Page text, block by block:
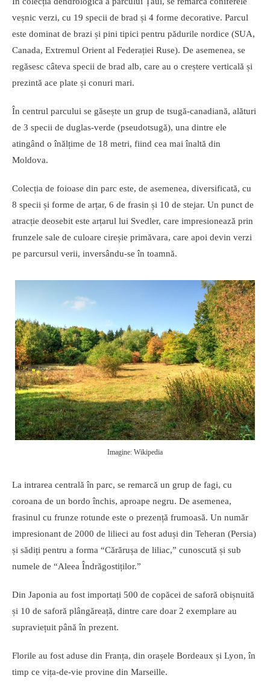
veșnic verzi, cu 19 specii de brad și 4 forme decorative. Parcul
este dominat de brazi și pini tipici pentru pădurile nordice (SUA,
Canada, Extremul Orient al Federației Ruse). De asemenea, se
regăsesc câteva specii de brad alb, care au o creștere verticală și
prezintă ace plate și conuri mari.
În centrul parcului se găsește un grup de tsugă-canadiană, alături
de 3 specii de duglas-verde (pseudotsugă), una dintre ele
atingând o înălțime de 18 metri, fiind cea mai înaltă din
Moldova.
Colecția de foioase din parc este, de asemenea, diversificată, cu
8 specii și forme de arțar, 6 de frasin și 10 de stejar. Un punct de
atracție deosebit este arțarul lui Svedler, care impresionează prin
frunzele sale de culoare cireșie primăvara, care apoi devin verzi
pe parcursul verii, inversându-se în toamnă.
Imagine: Wikipedia
La intrarea centrală în parc, se remarcă un grup de fagi, cu
coroana de un bordo închis, aproape negru. De asemenea,
frasinul cu frunze rotunde este o prezență frumoasă. Un număr
impresionant de 2000 de lilieci au fost aduși din Teheran (Persia)
și sădiți pentru a forma “Cărărușa de liliac,” cunoscută și sub
numele de “Aleea Îndrăgostiților.”
Din Japonia au fost importați 500 de copăcei de saforă obișnuită
și 10 de saforă plângăreață, dintre care doar 2 exemplare au
supraviețuit până în prezent.
Florile au fost aduse din Franța, din orașele Bordeaux și Lyon, în
timp ce vița-de-vie provine din Marseille.